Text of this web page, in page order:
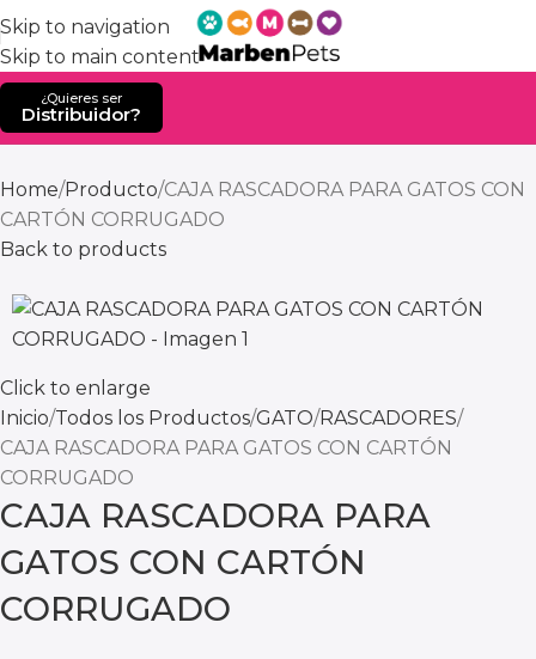
Skip to navigation
Skip to main content
¿Quieres ser
Distribuidor?
Home Producto CAJA RASCADORA PARA GATOS CON
CARTÓN CORRUGADO
Back to products
Click to enlarge
Inicio Todos los Productos GATO RASCADORES
CAJA RASCADORA PARA GATOS CON CARTÓN
CORRUGADO
CAJA RASCADORA PARA
GATOS CON CARTÓN
CORRUGADO